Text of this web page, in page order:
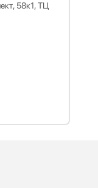
58к1, ТЦ